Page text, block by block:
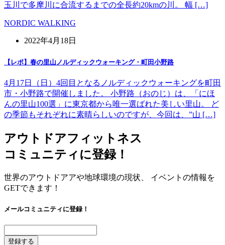
玉川で多摩川に合流するまでの全長約20kmの川。 幅 […]
NORDIC WALKING
2022年4月18日
【レポ】春の里山ノルディックウォーキング・町田小野路
4月17日（日）4回目となるノルディックウォーキングを町田
市・小野路で開催しました。 小野路（おのじ）は、「にほ
んの里山100選」に東京都から唯一選ばれた美しい里山。 ど
の季節もそれぞれに素晴らしいのですが、今回は、”山 […]
アウトドアフィットネス
コミュニティに登録！
世界のアウトドアアや地球環境の現状、 イベントの情報を
GETできます！
メールコミュニティに登録！